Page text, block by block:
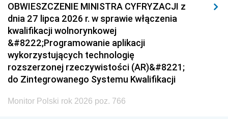
OBWIESZCZENIE MINISTRA CYFRYZACJI z
dnia 27 lipca 2026 r. w sprawie włączenia
kwalifikacji wolnorynkowej
&#8222;Programowanie aplikacji
wykorzystujących technologię
rozszerzonej rzeczywistości (AR)&#8221;
do Zintegrowanego Systemu Kwalifikacji
Monitor Polski rok 2026 poz. 766